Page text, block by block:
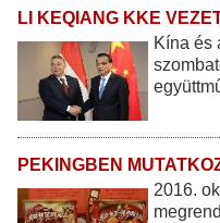
LI KEQIANG KKE
Kína és
PEKINGBEN
2016.